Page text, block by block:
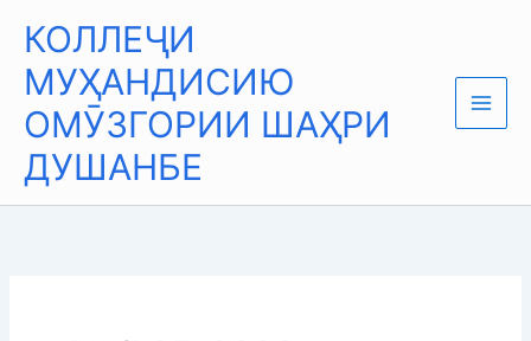
content
КОЛЛЕҶИ
МУҲАНДИСИЮ
ОМӮЗГОРИИ ШАҲРИ
ДУШАНБЕ